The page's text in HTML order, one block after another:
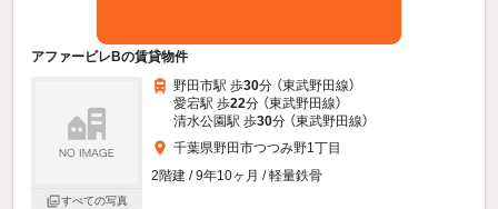
アファービレBの賃貸物件
すべての写真
野田市駅 歩30分 （東武野田線）
愛宕駅 歩22分 （東武野田線）
清水公園駅 歩30分 （東武野田線）
千葉県野田市つつみ野1丁目
2階建 / 9年10ヶ月 / 軽量鉄骨